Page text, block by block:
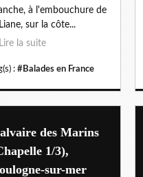
à l'embouchure de
sur la côte...
Lire la suite
: #Balades en France
des Marins
1/3),
sur-mer